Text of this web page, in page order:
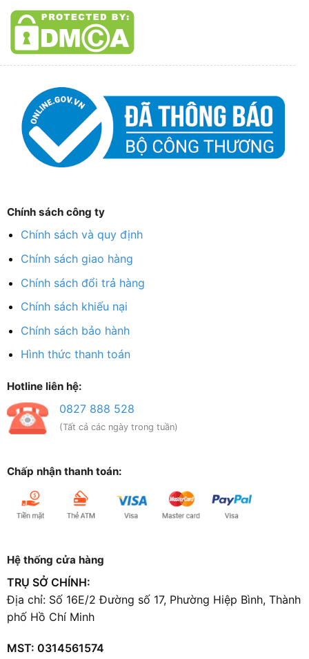
Chính sách công ty
Chính sách và quy định
Chính sách giao hàng
Chính sách đổi trả hàng
Chính sách khiếu nại
Chính sách bảo hành
Hình thức thanh toán
Hotline liên hệ:
0827 888 528
(Tất cả các ngày trong tuần)
Chấp nhận thanh toán:
Hệ thống cửa hàng
TRỤ SỞ CHÍNH:
Địa chỉ: Số 16E/2 Đường số 17, Phường Hiệp Bình, Thành
phố Hồ Chí Minh
MST: 0314561574